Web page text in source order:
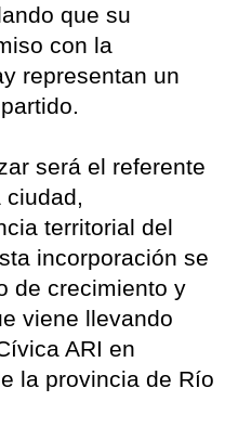
que su
con la
representan un
será el referente
ciudad,
territorial del
incorporación se
de crecimiento y
viene llevando
ARI en
la provincia de Río